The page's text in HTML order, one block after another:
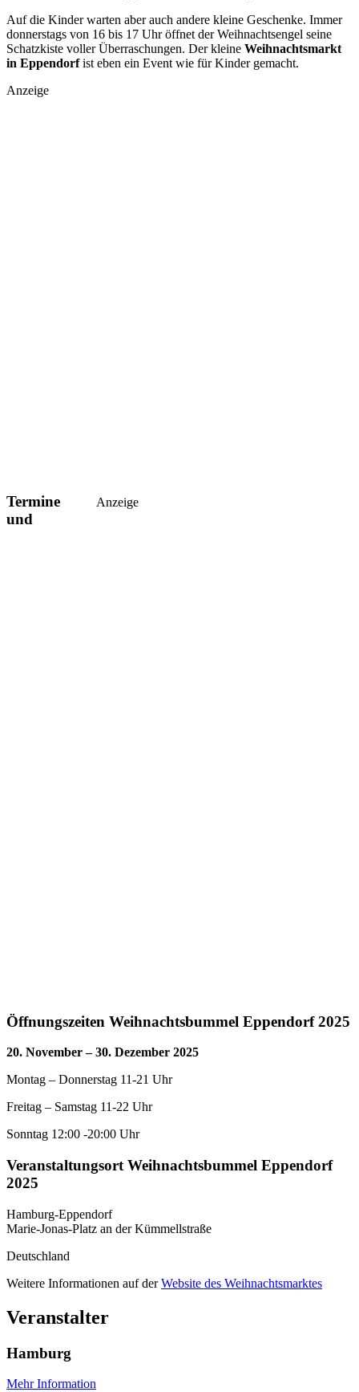
Auf die Kinder warten aber auch andere kleine Geschenke. Immer
donnerstags von 16 bis 17 Uhr öffnet der Weihnachtsengel seine
Schatzkiste voller Überraschungen. Der kleine Weihnachtsmarkt
in Eppendorfist eben ein Event wie für Kinder gemacht.
Anzeige
Anzeige
Termine
und
Öffnungszeiten Weihnachtsbummel Eppendorf 2025
20. November– 30. Dezember 2025
Montag – Donnerstag 11-21 Uhr
Freitag – Samstag 11-22 Uhr
Sonntag 12:00 -20:00 Uhr
Veranstaltungsort Weihnachtsbummel Eppendorf
2025
Hamburg-Eppendorf
Marie-Jonas-Platz an der Kümmellstraße
Deutschland
Weitere Informationen auf derWebsite des Weihnachtsmarktes
Veranstalter
Hamburg
Mehr Information